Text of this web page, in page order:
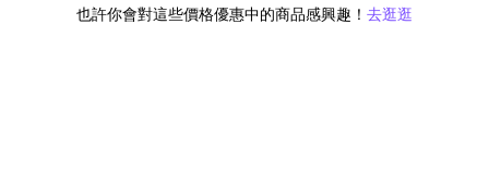
也許你會對這些價格優惠中的商品感興趣！ 去逛逛